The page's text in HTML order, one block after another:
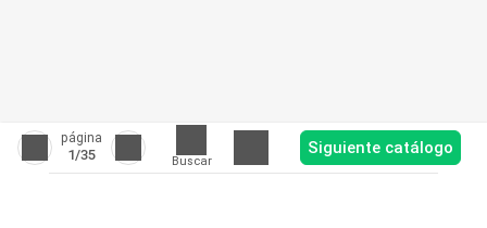
página
1/35 Buscar
Siguiente catálogo